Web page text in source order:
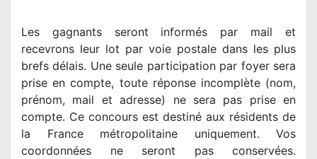
Les gagnants seront informés par mail et
recevrons leur lot par voie postale dans les plus
brefs délais. Une seule participation par foyer sera
prise en compte, toute réponse incomplète (nom,
prénom, mail et adresse) ne sera pas prise en
compte. Ce concours est destiné aux résidents de
la France métropolitaine uniquement. Vos
coordonnées ne seront pas conservées.